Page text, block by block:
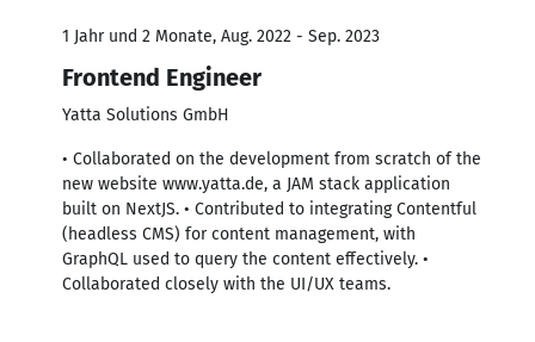
1 Jahr und 2 Monate, Aug. 2022 - Sep. 2023
Frontend Engineer
Yatta Solutions GmbH
• Collaborated on the development from scratch of the
new website www.yatta.de, a JAM stack application
built on NextJS. • Contributed to integrating Contentful
(headless CMS) for content management, with
GraphQL used to query the content effectively. •
Collaborated closely with the UI/UX teams.